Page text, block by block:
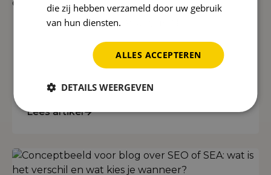
Wat is SEO? Uitleg met
voorbeelden voor ondernemers
(2026)
Lees artikel
die zij hebben verzameld door uw gebruik
van hun diensten.
ALLES ACCEPTEREN
DETAILS WEERGEVEN